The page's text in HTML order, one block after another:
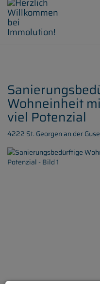
Wohneinheit
viel Potenzial
4222 St. Georgen an der